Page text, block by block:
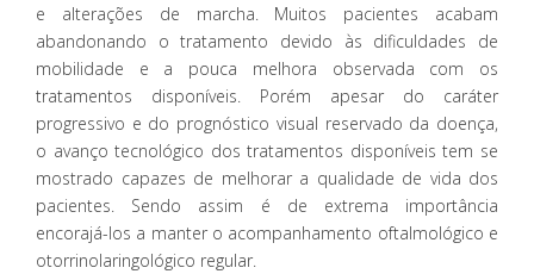
e alterações de marcha. Muitos pacientes acabam
abandonando o tratamento devido às dificuldades de
mobilidade e a pouca melhora observada com os
tratamentos disponíveis. Porém apesar do caráter
progressivo e do prognóstico visual reservado da doença,
o avanço tecnológico dos tratamentos disponíveis tem se
mostrado capazes de melhorar a qualidade de vida dos
pacientes. Sendo assim é de extrema importância
encorajá-los a manter o acompanhamento oftalmológico e
otorrinolaringológico regular.